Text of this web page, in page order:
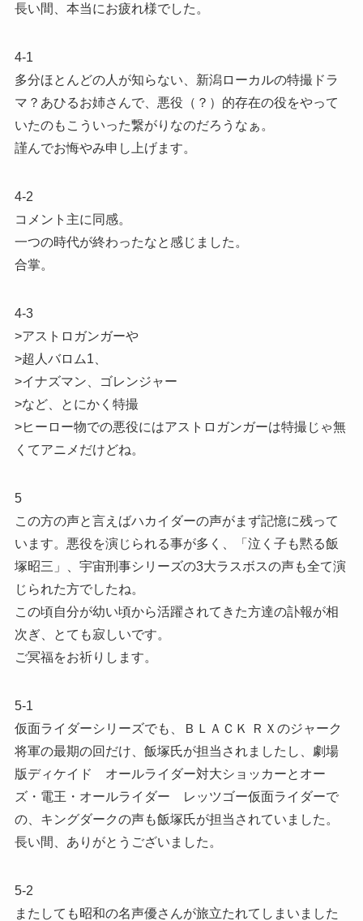
長い間、本当にお疲れ様でした。
4-1
多分ほとんどの人が知らない、新潟ローカルの特撮ドラ
マ？あひるお姉さんで、悪役（？）的存在の役をやって
いたのもこういった繋がりなのだろうなぁ。
謹んでお悔やみ申し上げます。
4-2
コメント主に同感。
一つの時代が終わったなと感じました。
合掌。
4-3
>アストロガンガーや
>超人バロム1、
>イナズマン、ゴレンジャー
>など、とにかく特撮
>ヒーロー物での悪役にはアストロガンガーは特撮じゃ無
くてアニメだけどね。
5
この方の声と言えばハカイダーの声がまず記憶に残って
います。悪役を演じられる事が多く、「泣く子も黙る飯
塚昭三」、宇宙刑事シリーズの3大ラスボスの声も全て演
じられた方でしたね。
この頃自分が幼い頃から活躍されてきた方達の訃報が相
次ぎ、とても寂しいです。
ご冥福をお祈りします。
5-1
仮面ライダーシリーズでも、ＢＬＡＣＫ ＲＸのジャーク
将軍の最期の回だけ、飯塚氏が担当されましたし、劇場
版ディケイド オールライダー対大ショッカーとオー
ズ・電王・オールライダー レッツゴー仮面ライダーで
の、キングダークの声も飯塚氏が担当されていました。
長い間、ありがとうございました。
5-2
またしても昭和の名声優さんが旅立たれてしまいました